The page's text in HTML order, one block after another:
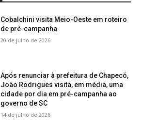
Cobalchini visita Meio-Oeste em roteiro
de pré-campanha
20 de julho de 2026
Após renunciar à prefeitura de Chapecó,
João Rodrigues visita, em média, uma
cidade por dia em pré-campanha ao
governo de SC
14 de julho de 2026